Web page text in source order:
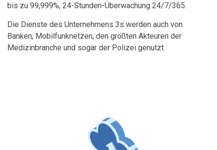
bis zu 99,999%, 24-Stunden-Überwachung 24/7/365.
Die Dienste des Unternehmens 3s werden auch von
Banken, Mobilfunknetzen, den größten Akteuren der
Medizinbranche und sogar der Polizei genutzt.